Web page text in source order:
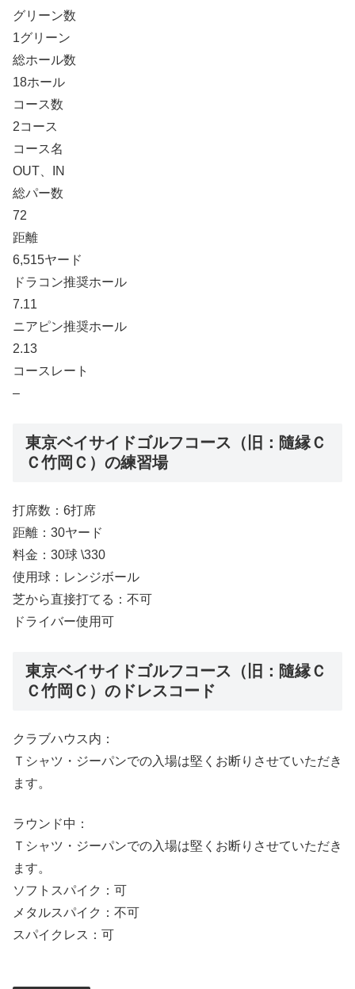
グリーン数
1グリーン
総ホール数
18ホール
コース数
2コース
コース名
OUT、IN
総パー数
72
距離
6,515ヤード
ドラコン推奨ホール
7.11
ニアピン推奨ホール
2.13
コースレート
–
東京ベイサイドゴルフコース（旧：隨縁Ｃ
Ｃ竹岡Ｃ）の練習場
打席数：6打席
距離：30ヤード
料金：30球 \330
使用球：レンジボール
芝から直接打てる：不可
ドライバー使用可
東京ベイサイドゴルフコース（旧：隨縁Ｃ
Ｃ竹岡Ｃ）のドレスコード
クラブハウス内：
Ｔシャツ・ジーパンでの入場は堅くお断りさせていただき
ます。
ラウンド中：
Ｔシャツ・ジーパンでの入場は堅くお断りさせていただき
ます。
ソフトスパイク：可
メタルスパイク：不可
スパイクレス：可